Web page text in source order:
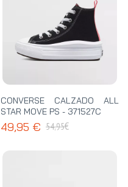
CONVERSE CALZADO ALL
STAR MOVE PS - 371527C
49,95 € 54,95€